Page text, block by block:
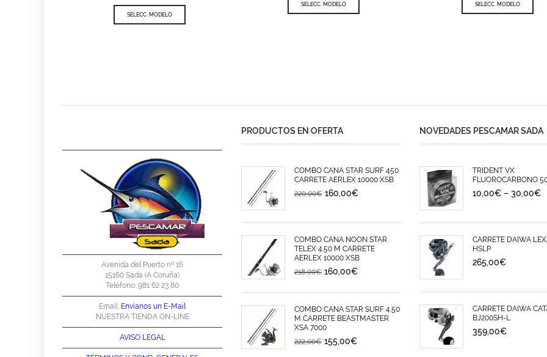
SELECC. MODELO
SELECC. MODELO SELECC. MODELO
Avenida del Puerto nº 16
15160 Sada (A Coruña)
Teléfono: 981 62 23 80
Email: Envíanos un E-Mail
NUESTRA TIENDA ON-LINE
AVISO LEGAL
PRODUCTOS EN OFERTA
COMBO CAÑA STAR SURF 450
CARRETE AERLEX 10000 XSB
220,00€ 160,00€
COMBO CAÑA NOON STAR
TELEX 4.50 M CARRETE
AERLEX 10000 XSB
218,00€ 160,00€
COMBO CAÑA STAR SURF 4.50
M CARRETE BEASTMASTER
XSA 7000
222,00€ 155,00€
NOVEDADES PESCAMAR SADA
TRIDENT VX
FLUOROCARBONO
10,00€ – 30,00€
CARRETE DAIWA
HSLP
265,00€
CARRETE DAIWA
BJ200SH-L
359,00€